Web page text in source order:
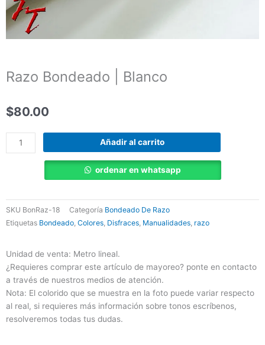
Razo Bondeado | Blanco
$80.00
Razo
Bondeado
Añadir al carrito
ordenar en whatsapp
SKU BonRaz-18 Categoría Bondeado De Razo
Etiquetas Bondeado, Colores, Disfraces, Manualidades, razo
Unidad de venta: Metro lineal.
¿Requieres comprar este artículo de mayoreo? ponte en contacto
a través de nuestros medios de atención.
Nota: El colorido que se muestra en la foto puede variar respecto
al real, si requieres más información sobre tonos escríbenos,
resolveremos todas tus dudas.